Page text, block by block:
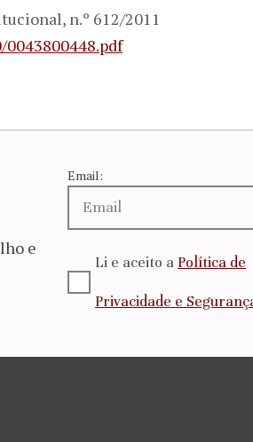
n.º 612/2011
e
Email:
Li e aceito a Política de
Privacidade e